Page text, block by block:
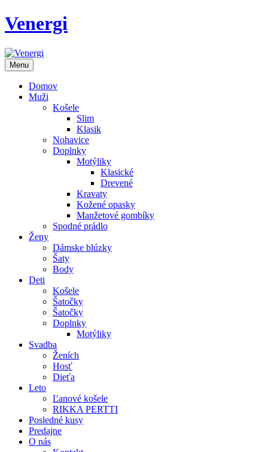
Venergi
Menu
Domov
Muži
Košele
Slim
Klasik
Nohavice
Doplnky
Motýliky
Klasické
Drevené
Kravaty
Kožené opasky
Manžetové gombíky
Spodné prádlo
Ženy
Dámske blúzky
Šaty
Body
Deti
Košele
Šatočky
Šatočky
Doplnky
Motýliky
Svadba
Ženích
Hosť
Dieťa
Leto
Ľanové košele
RIKKA PERTTI
Posledné kusy
Predajne
O nás